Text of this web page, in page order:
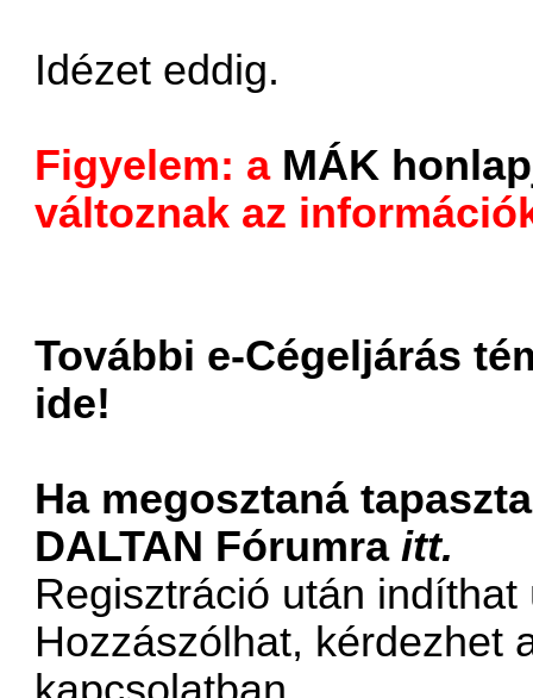
Idézet eddig.
Figyelem: a MÁK
változnak az
További e-Cégeljárás
ide!
Ha megosztaná
DALTAN Fórumraitt.
Regisztráció után indíthat
Hozzászólhat, kérdezhet